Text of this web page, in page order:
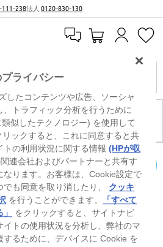
111-238法人 0120-830-130
ありません。
カートを確認
またはバージョンで、すべての機能を使用でき
の機能を最大限に活用するには、システムのハ
ウェアのアップグレードおよび/または別途購
が必要になる場合があります。Windowsは自動
ります。高速インターネットとMicrosoftアカウ
金が適用され、今後アップデートの際に要件が追
www.windows.com 外部リンクアイコンをご覧く
ライバシー
したコンテンツや広告、ソーシャ
、トラフィック分析を行うために
似したテクノロジー) を使用して
ックすると、これに同意すると共
トの利用状況に関する情報(HPが収
連会社およびパートナーと共有す
なります。お客様は、Cookie設定で
も同意を取り消したり、 クッキ
を行うことができます。
「すべて
をクリックすると、サイトナビ
トの使用状況を分析し、弊社のマ
するために、デバイスに Cookie を